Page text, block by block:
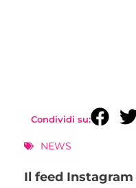
Condividi su:
NEWS
Il feed Instagram